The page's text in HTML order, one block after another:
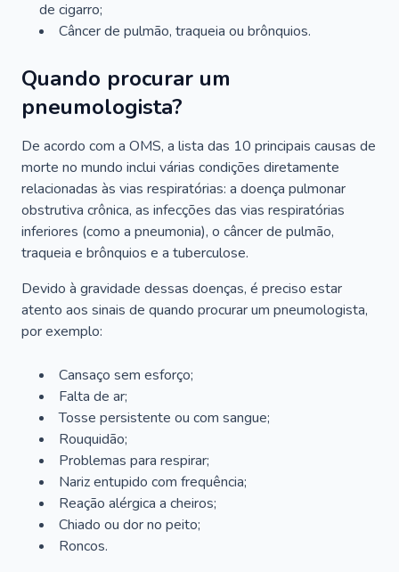
de cigarro;
Câncer de pulmão, traqueia ou brônquios.
Quando procurar um
pneumologista?
De acordo com a OMS, a lista das 10 principais causas de
morte no mundo inclui várias condições diretamente
relacionadas às vias respiratórias: a doença pulmonar
obstrutiva crônica, as infecções das vias respiratórias
inferiores (como a pneumonia), o câncer de pulmão,
traqueia e brônquios e a tuberculose.
Devido à gravidade dessas doenças, é preciso estar
atento aos sinais de quando procurar um pneumologista,
por exemplo:
Cansaço sem esforço;
Falta de ar;
Tosse persistente ou com sangue;
Rouquidão;
Problemas para respirar;
Nariz entupido com frequência;
Reação alérgica a cheiros;
Chiado ou dor no peito;
Roncos.